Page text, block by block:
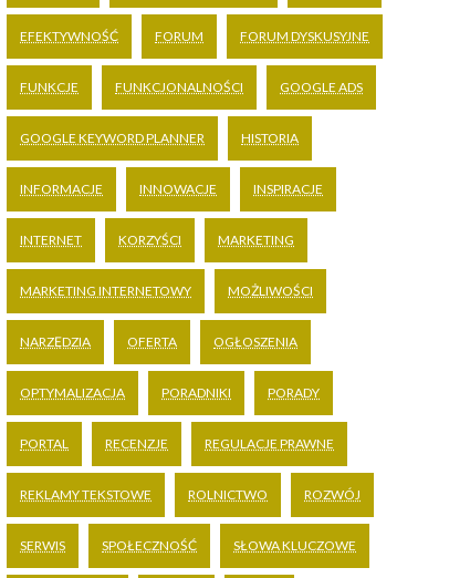
EFEKTYWNOŚĆ FORUM FORUM DYSKUSYJNE
FUNKCJE FUNKCJONALNOŚCI GOOGLE ADS
GOOGLE KEYWORD PLANNER HISTORIA
INFORMACJE INNOWACJE INSPIRACJE
INTERNET KORZYŚCI MARKETING
MARKETING INTERNETOWY MOŻLIWOŚCI
NARZĘDZIA OFERTA OGŁOSZENIA
OPTYMALIZACJA PORADNIKI PORADY
PORTAL RECENZJE REGULACJE PRAWNE
REKLAMY TEKSTOWE ROLNICTWO ROZWÓJ
SERWIS SPOŁECZNOŚĆ SŁOWA KLUCZOWE